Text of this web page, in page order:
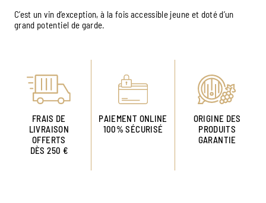
C’est un vin d’exception, à la fois accessible jeune et doté d’un
grand potentiel de garde.
FRAIS DE
LIVRAISON
OFFERTS
DÈS 250 €
PAIEMENT ONLINE
100% SÉCURISÉ
ORIGINE DES
PRODUITS
GARANTIE